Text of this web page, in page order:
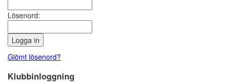
Lösenord:
Glömt lösenord?
Klubbinloggning